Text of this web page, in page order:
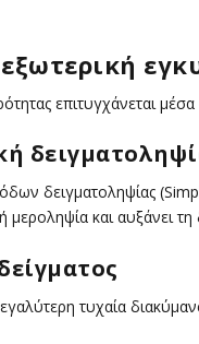
επιτυγχάνεται
δειγματοληψίας
μεροληψία και αυξάνει
τυχαία